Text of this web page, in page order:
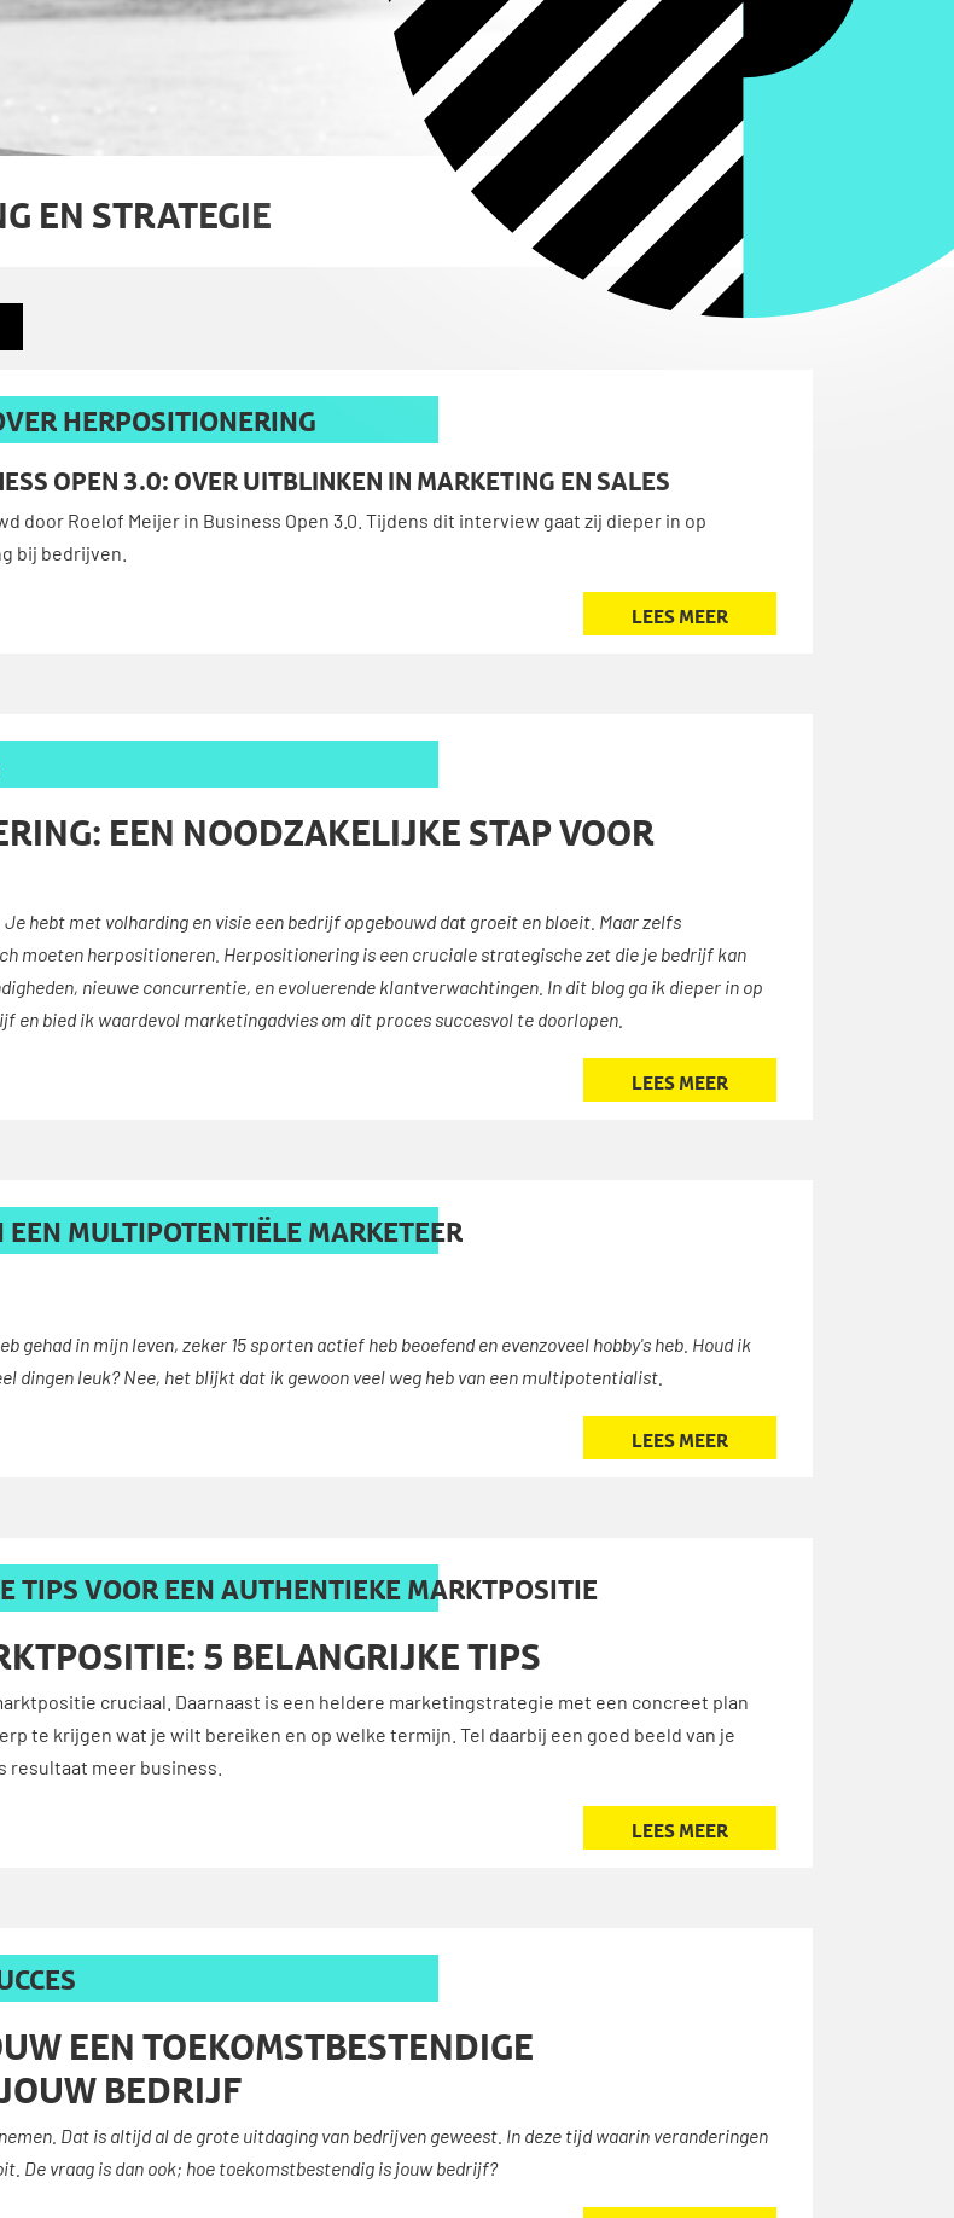
EN STRATEGIE
HERPOSITIONERING
OPEN 3.0: OVER UITBLINKEN IN MARKETING EN SALES
door Roelof Meijer in Business Open 3.0. Tijdens dit interview gaat zij dieper in op
bij bedrijven.
LEES MEER
EEN NOODZAKELIJKE STAP VOOR
hebt met volharding en visie een bedrijf opgebouwd dat groeit en bloeit. Maar zelfs
moeten herpositioneren. Herpositionering is een cruciale strategische zet die je bedrijf kan
nieuwe concurrentie, en evoluerende klantverwachtingen. In dit blog ga ik dieper in op
en bied ik waardevol marketingadvies om dit proces succesvol te doorlopen.
LEES MEER
MULTIPOTENTIËLE MARKETEER
gehad in mijn leven, zeker 15 sporten actief heb beoefend en evenzoveel hobby's heb. Houd ik
dingen leuk? Nee, het blijkt dat ik gewoon veel weg heb van een multipotentialist.
LEES MEER
TIPS VOOR EEN AUTHENTIEKE MARKTPOSITIE
5 BELANGRIJKE TIPS
cruciaal. Daarnaast is een heldere marketingstrategie met een concreet plan
te krijgen wat je wilt bereiken en op welke termijn. Tel daarbij een goed beeld van je
resultaat meer business.
LEES MEER
EEN TOEKOMSTBESTENDIGE
BEDRIJF
Dat is altijd al de grote uitdaging van bedrijven geweest. In deze tijd waarin veranderingen
De vraag is dan ook; hoe toekomstbestendig is jouw bedrijf?